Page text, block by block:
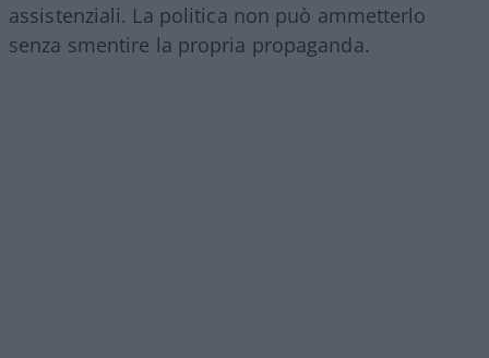
assistenziali. La politica non può ammetterlo
senza smentire la propria propaganda.